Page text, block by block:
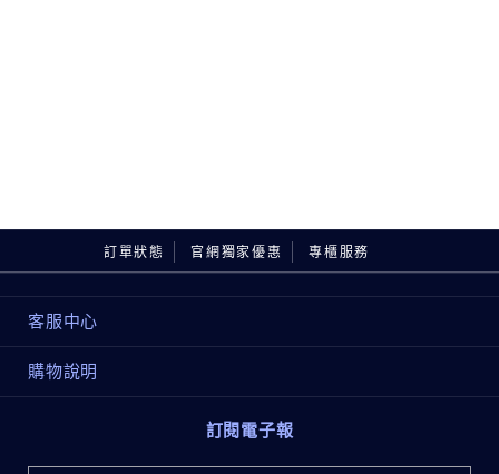
訂單狀態 官網獨家優惠 專櫃服務
客服中心
購物說明
訂閱電子報